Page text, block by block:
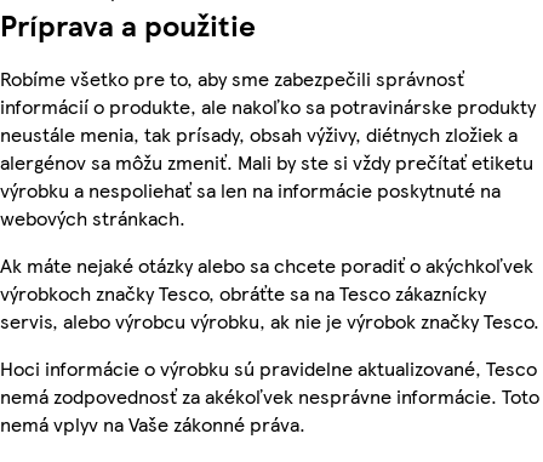
Príprava a použitie
Robíme všetko pre to, aby sme zabezpečili správnosť
informácií o produkte, ale nakoľko sa potravinárske produkty
neustále menia, tak prísady, obsah výživy, diétnych zložiek a
alergénov sa môžu zmeniť. Mali by ste si vždy prečítať etiketu
výrobku a nespoliehať sa len na informácie poskytnuté na
webových stránkach.
Ak máte nejaké otázky alebo sa chcete poradiť o akýchkoľvek
výrobkoch značky Tesco, obráťte sa na Tesco zákaznícky
servis, alebo výrobcu výrobku, ak nie je výrobok značky Tesco.
Hoci informácie o výrobku sú pravidelne aktualizované, Tesco
nemá zodpovednosť za akékoľvek nesprávne informácie. Toto
nemá vplyv na Vaše zákonné práva.